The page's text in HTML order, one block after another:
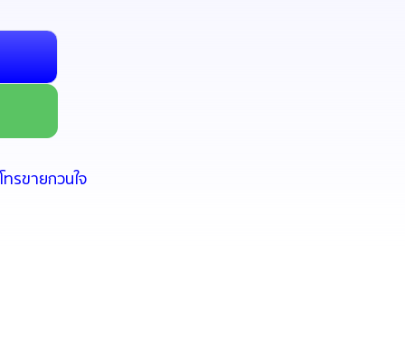
ทรขายกวนใจ